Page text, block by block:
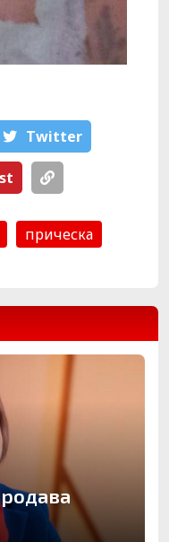
Тwitter
прическа